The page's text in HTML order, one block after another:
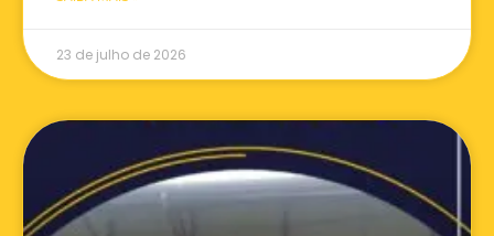
23 de julho de 2026